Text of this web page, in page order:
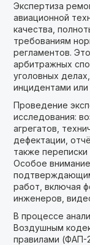
Экспертиза
авиационной
качества,
требованиям
регламентов.
арбитражных
уголовных
инцидентами
Проведение
исследования:
агрегатов,
дефектации,
также
Особое
работ, включая
инженеров,
В процессе
Воздушным
правилами (ФАП-